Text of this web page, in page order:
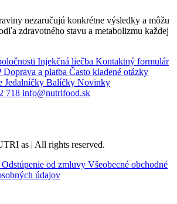
nezaručujú konkrétne výsledky a môžu
zdravotného stavu a metabolizmu každej
Injekčná liečba Kontaktný formulár
Doprava a platba Často kladené otázky
Jedalníčky Balíčky Novinky
718 info@nutrifood.sk
as | All rights reserved.
Odstúpenie od zmluvy Všeobecné obchodné
údajov